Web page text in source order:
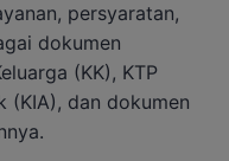
persyaratan,
dokumen
(KK), KTP
(KIA), dan dokumen